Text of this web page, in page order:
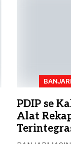
PDIP se
Alat